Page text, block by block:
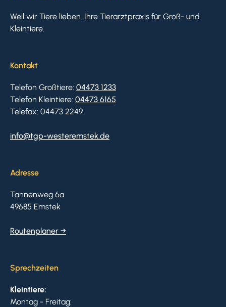
Weil wir Tiere lieben. Ihre Tierarztpraxis für Groß- und
Kleintiere.
Kontakt
Telefon Großtiere: 04473 1233
Telefon Kleintiere: 04473 6165
Telefax: 04473 2249
info@tgp-westeremstek.de
Adresse
Tannenweg 6a
49685 Emstek
Routenplaner →
Sprechzeiten
Kleintiere:
Montag - Freitag: